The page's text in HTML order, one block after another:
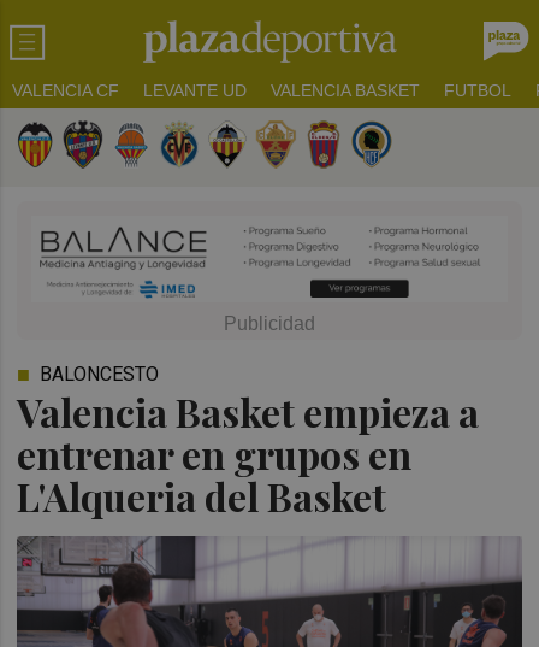
VALENCIA CF LEVANTE UD VALENCIA BASKET FUTBOL
Valencia Basket empieza a
entrenar en grupos en
L'Alqueria del Basket
BALONCESTO